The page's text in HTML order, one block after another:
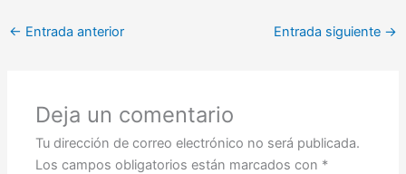
← Entrada anterior Entrada siguiente →
Deja un comentario
Tu dirección de correo electrónico no será publicada.
Los campos obligatorios están marcados con *